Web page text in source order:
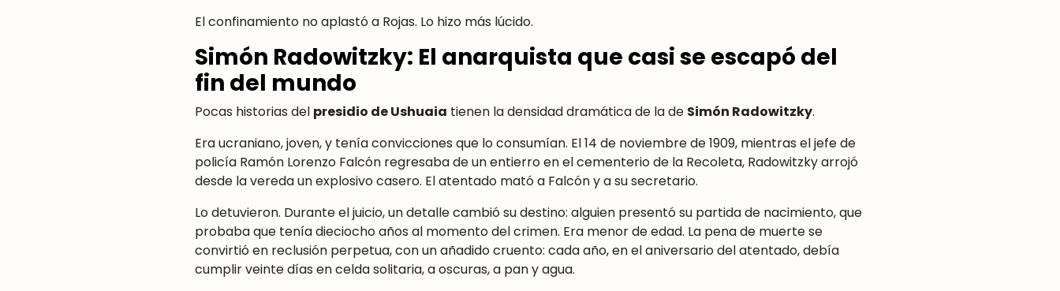
El confinamiento no aplastó a Rojas. Lo hizo más lúcido.
Simón Radowitzky: El anarquista que casi se escapó del
fin del mundo
Pocas historias del presidio de Ushuaia tienen la densidad dramática de la de Simón Radowitzky.
Era ucraniano, joven, y tenía convicciones que lo consumían. El 14 de noviembre de 1909, mientras el jefe de
policía Ramón Lorenzo Falcón regresaba de un entierro en el cementerio de la Recoleta, Radowitzky arrojó
desde la vereda un explosivo casero. El atentado mató a Falcón y a su secretario.
Lo detuvieron. Durante el juicio, un detalle cambió su destino: alguien presentó su partida de nacimiento, que
probaba que tenía dieciocho años al momento del crimen. Era menor de edad. La pena de muerte se
convirtió en reclusión perpetua, con un añadido cruento: cada año, en el aniversario del atentado, debía
cumplir veinte días en celda solitaria, a oscuras, a pan y agua.